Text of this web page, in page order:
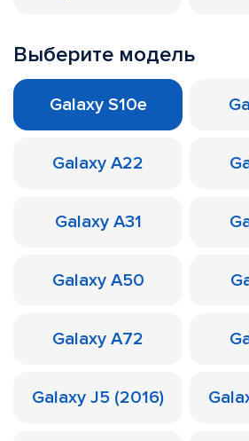
Выберите модель
Galaxy S10e
Galaxy A22
Galaxy A31
Galaxy A50
Galaxy A72
Galaxy J5 (2016)